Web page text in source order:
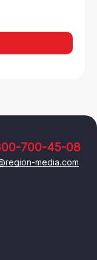
700-45-08
media.com